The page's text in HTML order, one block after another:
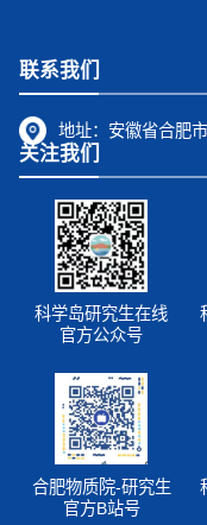
联系我们
地址： 安徽省合肥
关注我们
科学岛研究生在线
官方公众号
合肥物质院-研究生
官方B站号